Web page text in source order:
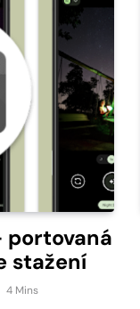
portovaná
stažení
4 Mins